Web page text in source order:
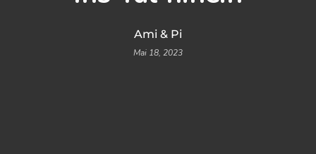
Ami & Pi
Mai 18, 2023